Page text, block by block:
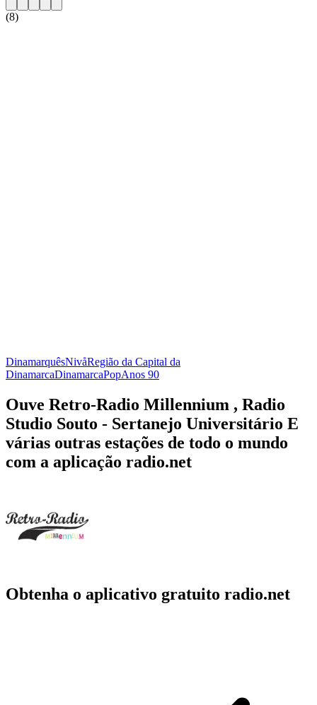
(8)
DinamarquêsNivåRegião da Capital da
DinamarcaDinamarcaPopAnos 90
Ouve Retro-Radio Millennium , Radio
Studio Souto - Sertanejo Universitário E
várias outras estações de todo o mundo
com a aplicação radio.net
Obtenha o aplicativo gratuito radio.net